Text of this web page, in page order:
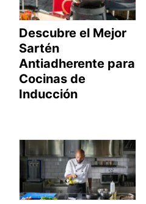
Descubre el Mejor
Sartén
Antiadherente para
Cocinas de
Inducción